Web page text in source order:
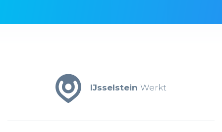
IJsselstein Werkt